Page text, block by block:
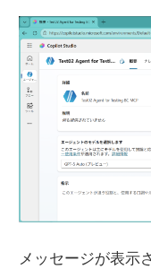
メッセージが表示